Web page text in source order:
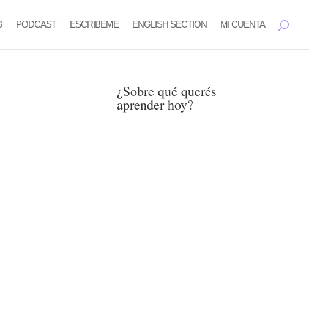
PODCAST ESCRIBEME ENGLISH SECTION MI CUENTA
¿Sobre qué querés
aprender hoy?